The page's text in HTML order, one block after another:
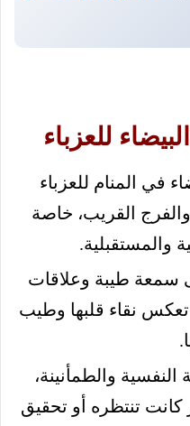
للعزباء
في المنام للعزباء
والفرج القريب، خاصة
والمستقبلية.
سمعة طيبة وعلاقات
تعكس نقاء قلبها وطيب
والطمأنينة،
تنتظره أو تحقيق